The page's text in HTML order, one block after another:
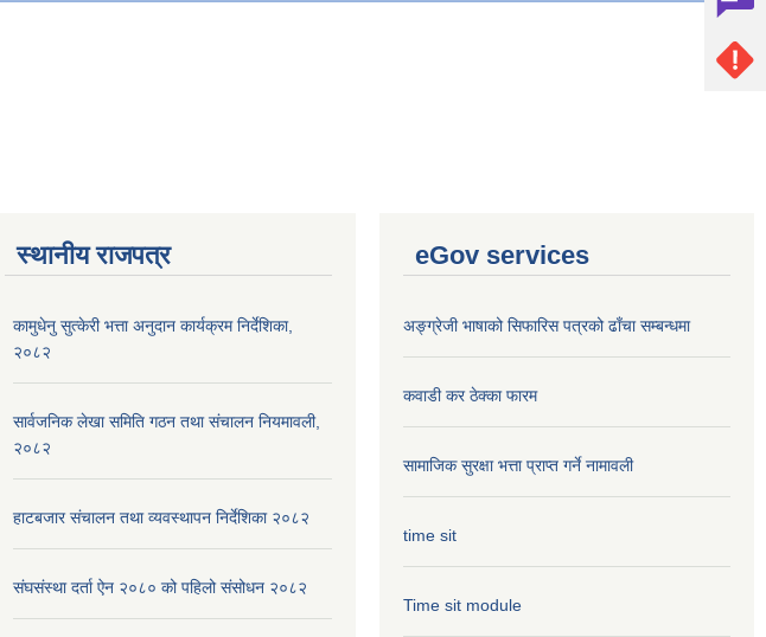
स्थानीय राजपत्र
कामुधेनु सुत्केरी भत्ता अनुदान कार्यक्रम निर्देशिका,
२०८२
सार्वजनिक लेखा समिति गठन तथा संचालन नियमावली,
२०८२
हाटबजार संचालन तथा व्यवस्थापन निर्देशिका २०८२
संघसंस्था दर्ता ऐन २०८० को पहिलो संसोधन २०८२
eGov services
अङ्ग्रेजी भाषाको सिफारिस पत्रको ढाँचा सम्बन्धमा
कवाडी कर ठेक्का फारम
सामाजिक सुरक्षा भत्ता प्राप्त गर्ने नामावली
time sit
Time sit module